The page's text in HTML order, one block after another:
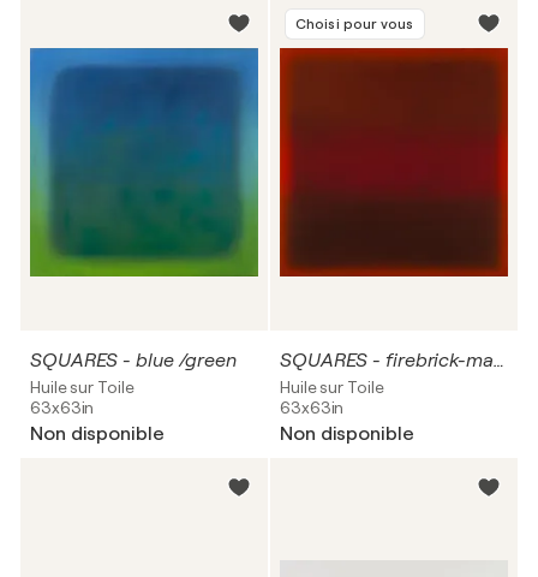
SQUARES - blue /green
Huile sur Toile
63x63in
Non disponible
Choisi pour vous
SQUARES - firebrick-magenta
Huile sur Toile
63x63in
Non disponible